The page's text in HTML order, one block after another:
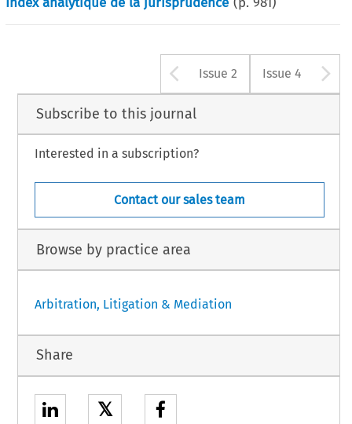
Arrow button
Issue 2 Issue 4
Subscribe to this journal
Interested in a subscription?
Contact our sales team
Browse by practice area
Arbitration, Litigation & Mediation
Share
𝕏